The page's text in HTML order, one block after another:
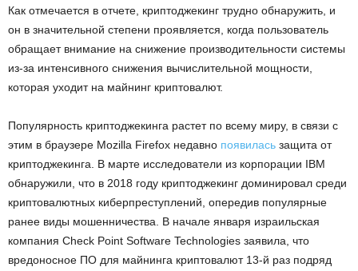
Как отмечается в отчете, криптоджекинг трудно обнаружить, и
он в значительной степени проявляется, когда пользователь
обращает внимание на снижение производительности системы
из-за интенсивного снижения вычислительной мощности,
которая уходит на майнинг криптовалют.
Популярность криптоджекинга растет по всему миру, в связи с
этим в браузере Mozilla Firefox недавно появилась защита от
криптоджекинга. В марте исследователи из корпорации IBM
обнаружили, что в 2018 году криптоджекинг доминировал среди
криптовалютных киберпреступлений, опередив популярные
ранее виды мошенничества. В начале января израильская
компания Check Point Software Technologies заявила, что
вредоносное ПО для майнинга криптовалют 13-й раз подряд